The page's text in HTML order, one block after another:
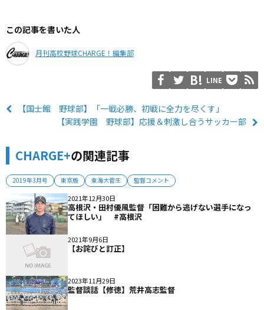
この記事を書いた人
月刊高校野球CHARGE！編集部
LINE
【国士館 野球部】「一戦必勝、初戦に全力を尽くす」
【実践学園 野球部】応援＆刺激し合うサッカー部
CHARGE+の関連記事
2019年3月号 東京版 東海大菅生 監督コメント
2021年12月30日
高根沢・田村優風監督「困難から逃げない選手になっ
てほしい」 #高根沢
2021年9月6日
【お詫びと訂正】
2023年11月29日
監督談話【修徳】荒井高志監督